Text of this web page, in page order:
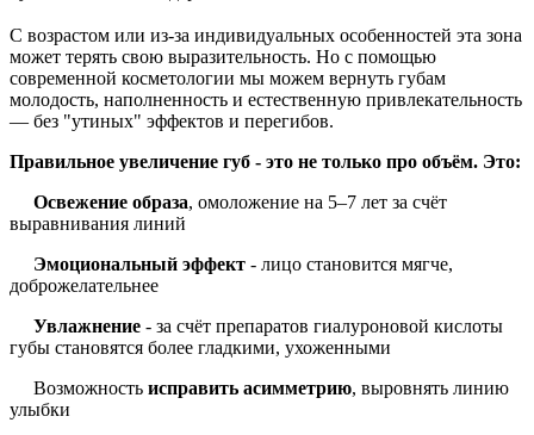
С возрастом или из-за индивидуальных особенностей эта зона
может терять свою выразительность. Но с помощью
современной косметологии мы можем вернуть губам
молодость, наполненность и естественную привлекательность
— без "утиных" эффектов и перегибов.
Правильное увеличение губ - это не только про объём. Это:
Освежение образа, омоложение на 5–7 лет за счёт
выравнивания линий
Эмоциональный эффект - лицо становится мягче,
доброжелательнее
Увлажнение - за счёт препаратов гиалуроновой кислоты
губы становятся более гладкими, ухоженными
Возможность исправить асимметрию, выровнять линию
улыбки